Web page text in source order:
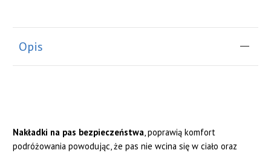
Opis
Nakładki na pas bezpieczeństwa , poprawią komfort
podróżowania powodując, że pas nie wcina się w ciało oraz